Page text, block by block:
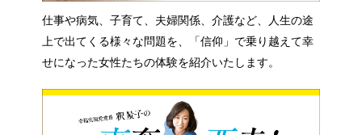
仕事や病気、子育て、夫婦関係、介護など、人生の途
上で出てくる様々な問題を、「信仰」で乗り越えて幸
せになった女性たちの体験を紹介いたします。